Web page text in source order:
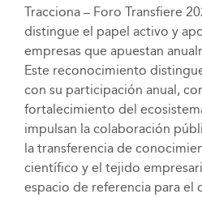
Tracciona – Foro Transfiere
distingue el papel activo y
empresas que apuestan
Este reconocimiento
con su participación anual,
fortalecimiento del
impulsan la colaboración
la transferencia de
científico y el tejido
espacio de referencia para